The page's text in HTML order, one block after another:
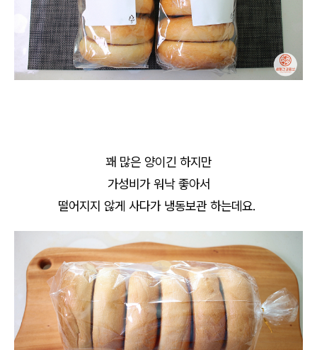
꽤 많은 양이긴 하지만
가성비가 워낙 좋아서
떨어지지 않게 사다가 냉동보관 하는데요.